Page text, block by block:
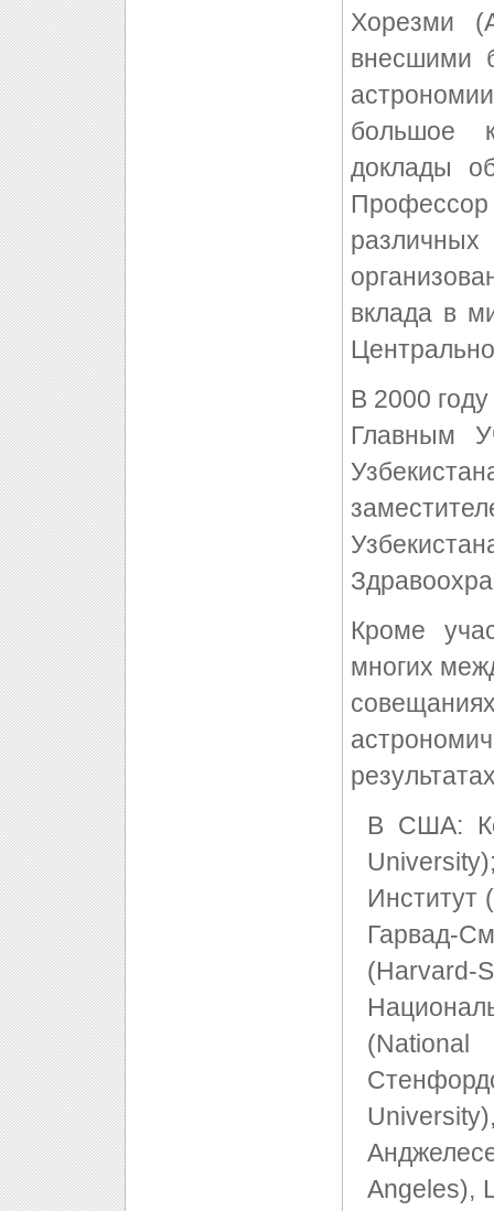
Хорезми
внесшими
большое
доклады
Профессор
вклада в
В 2000
Главным
Кроме
многих
В США:
Институт
Гарвад-
(Harvard-
Angeles),